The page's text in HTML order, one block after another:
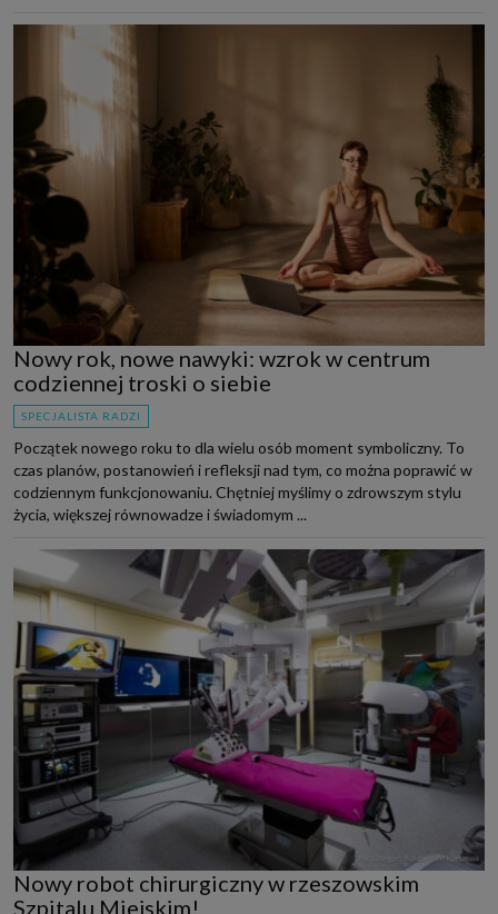
Nowy rok, nowe nawyki: wzrok w centrum
codziennej troski o siebie
SPECJALISTA RADZI
Początek nowego roku to dla wielu osób moment symboliczny. To
czas planów, postanowień i refleksji nad tym, co można poprawić w
codziennym funkcjonowaniu. Chętniej myślimy o zdrowszym stylu
życia, większej równowadze i świadomym ...
Nowy robot chirurgiczny w rzeszowskim
Szpitalu Miejskim!